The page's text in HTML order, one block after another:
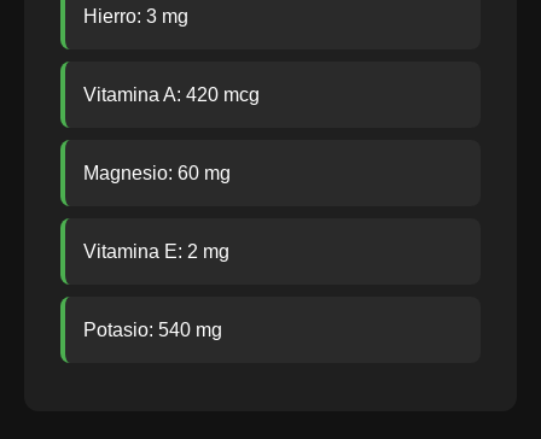
Hierro: 3 mg
Vitamina A: 420 mcg
Magnesio: 60 mg
Vitamina E: 2 mg
Potasio: 540 mg